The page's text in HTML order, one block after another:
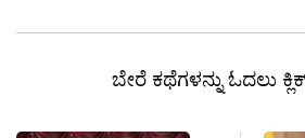
ಬೇರೆ ಕಥೆಗಳನ್ನು ಓದಲು